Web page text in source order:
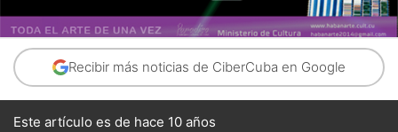
Recibir más noticias de CiberCuba en Google
Este artículo es de hace 10 años